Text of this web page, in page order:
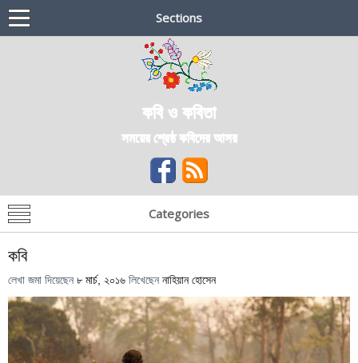
Sections
কবি ও কবিতা
সময়ের শ্রেষ্ঠ কবিদের আসর
Categories
কবি
লেখা জমা দিয়েছেন ৮ মার্চ, ২০১৬ লিখেছেন নাহিয়ান হোসেন